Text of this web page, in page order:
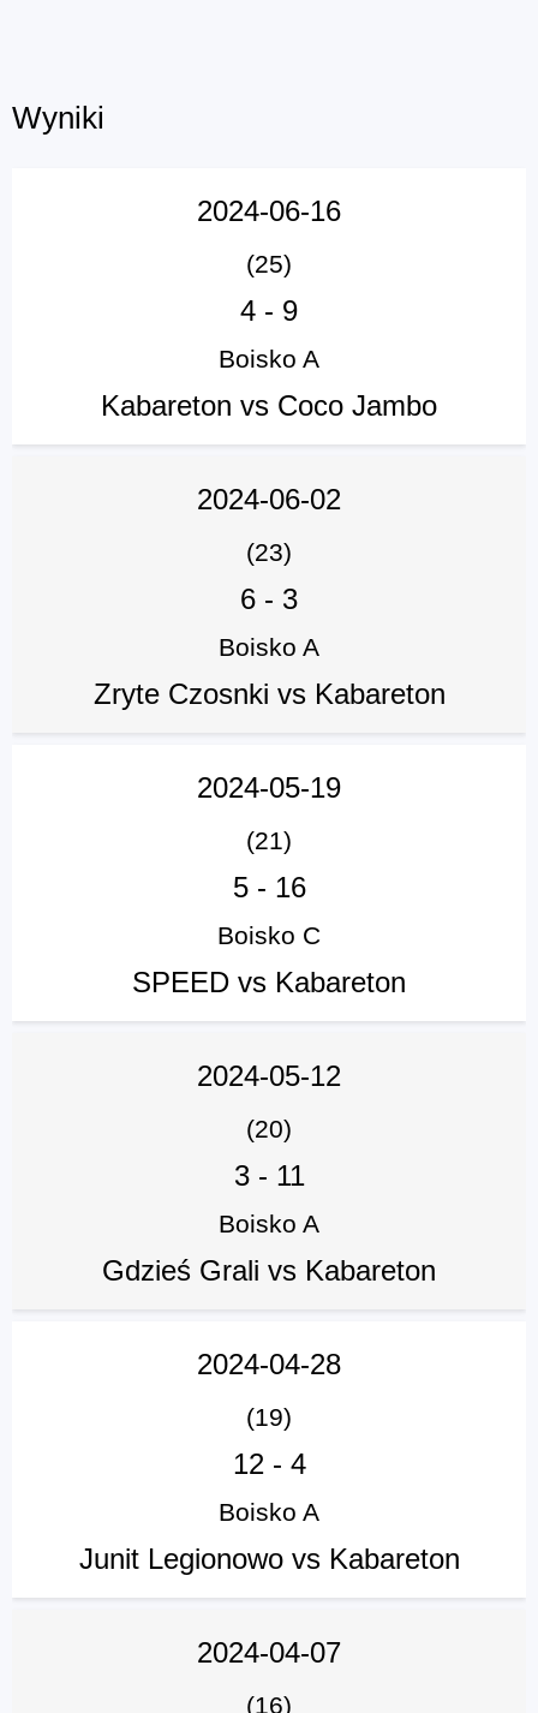
Wyniki
2024-06-16
(25)
4 - 9
Boisko A
Kabareton vs Coco Jambo
2024-06-02
(23)
6 - 3
Boisko A
Zryte Czosnki vs Kabareton
2024-05-19
(21)
5- 16
Boisko C
SPEED vs Kabareton
2024-05-12
(20)
3- 11
Boisko A
Gdzieś Grali vs Kabareton
2024-04-28
(19)
12- 4
Boisko A
Junit Legionowo vs Kabareton
2024-04-07
(16)